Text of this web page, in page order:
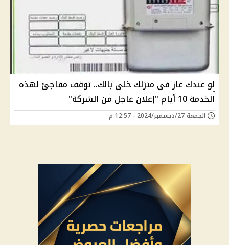
لو عندك غاز في منزلك خلي بالك.. توقف مفاجئ لهذه
الخدمة 10 أيام "إعلان عاجل من الشركة"
الجمعة 27/ديسمبر/2024 - 12:57 م